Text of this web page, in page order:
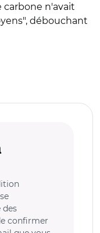
carbone n'avait
débouchant
des
confirmer